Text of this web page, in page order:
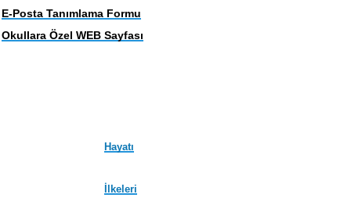
E-Posta Tanımlama Formu
Okullara Özel WEB Sayfası
Hayatı
İlkeleri